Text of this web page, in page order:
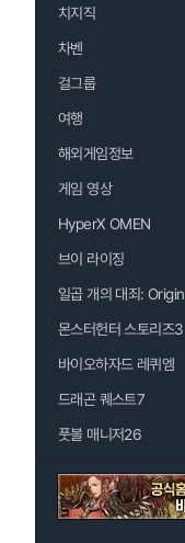
치지직
차벤
걸그룹
여행
해외게임정보
게임 영상
HyperX OMEN
브이 라이징
일곱 개의 대죄: Origin
몬스터헌터 스토리즈3
바이오하자드 레퀴엠
드래곤 퀘스트7
풋볼 매니저26